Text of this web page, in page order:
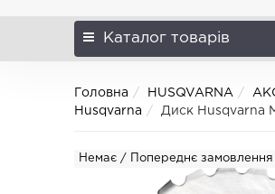
Каталог товарів
Головна HUSQVARNA
Husqvarna
Диск Husqvarna
Немає / Попереднє замовлення